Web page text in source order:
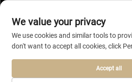
© 2026 Shanghai Bolooming Technology
Adatvédelmi
We value your privacy
We use cookies and similar tools to
don't want to accept all cookies, click
Accept all